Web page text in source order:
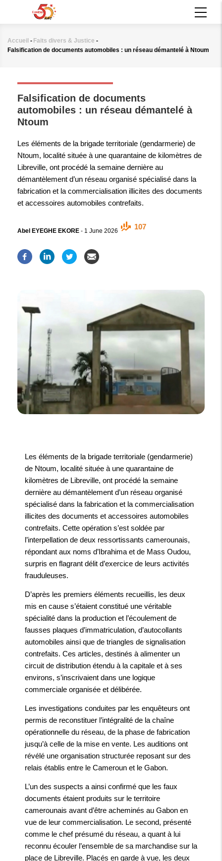
principal
Fil
Accueil - Faits divers & Justice -
Falsification de documents automobiles : un réseau démantelé à Ntoum
Falsification de documents
automobiles : un réseau démantelé à
Ntoum
Les éléments de la brigade territoriale (gendarmerie) de
Ntoum, localité située à une quarantaine de kilomètres de
Libreville, ont procédé la semaine dernière au
démantèlement d’un réseau organisé spécialisé dans la
fabrication et la commercialisation illicites des documents
et accessoires automobiles contrefaits.
Abel EYEGHE EKORE - 1 June 2026
107
Les éléments de la brigade territoriale (gendarmerie)
de Ntoum, localité située à une quarantaine de
kilomètres de Libreville, ont procédé la semaine
dernière au démantèlement d’un réseau organisé
spécialisé dans la fabrication et la commercialisation
illicites des documents et accessoires automobiles
contrefaits. Cette opération s’est soldée par
l’interpellation de deux ressortissants camerounais,
répondant aux noms d’Ibrahima et de Mass Oudou,
surpris en flagrant délit d’exercice de leurs activités
frauduleuses.
D’après les premiers éléments recueillis, les deux
mis en cause s’étaient constitué une véritable
spécialité dans la production et l’écoulement de
fausses plaques d’immatriculation, d’autocollants
automobiles ainsi que de triangles de signalisation
contrefaits. Ces articles, destinés à alimenter un
circuit de distribution étendu à la capitale et à ses
environs, s’inscrivaient dans une logique
commerciale organisée et délibérée.
Les investigations conduites par les enquêteurs ont
permis de reconstituer l’intégralité de la chaîne
opérationnelle du réseau, de la phase de fabrication
jusqu’à celle de la mise en vente. Les auditions ont
révélé une organisation structurée reposant sur des
relais établis entre le Cameroun et le Gabon.
L’un des suspects a ainsi confirmé que les faux
documents étaient produits sur le territoire
camerounais avant d’être acheminés au Gabon en
vue de leur commercialisation. Le second, présenté
comme le chef présumé du réseau, a quant à lui
reconnu écouler l’ensemble de sa marchandise sur la
place de Libreville. Placés en garde à vue, les deux